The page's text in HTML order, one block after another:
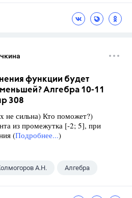
функции будет
Алгебра 10-11
308
не сильна) Кто поможет?)
из промежутка [-2; 5], при
(Подробнее...)
А.Н. Алгебра